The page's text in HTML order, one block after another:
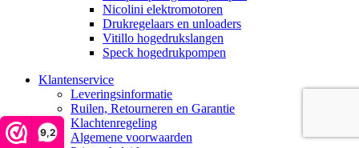
9,2
Nicolini elektromotoren
Drukregelaars en unloaders
Vitillo hogedrukslangen
Speck hogedrukpompen
Klantenservice
Leveringsinformatie
Ruilen, Retourneren en Garantie
Klachtenregeling
Algemene voorwaarden